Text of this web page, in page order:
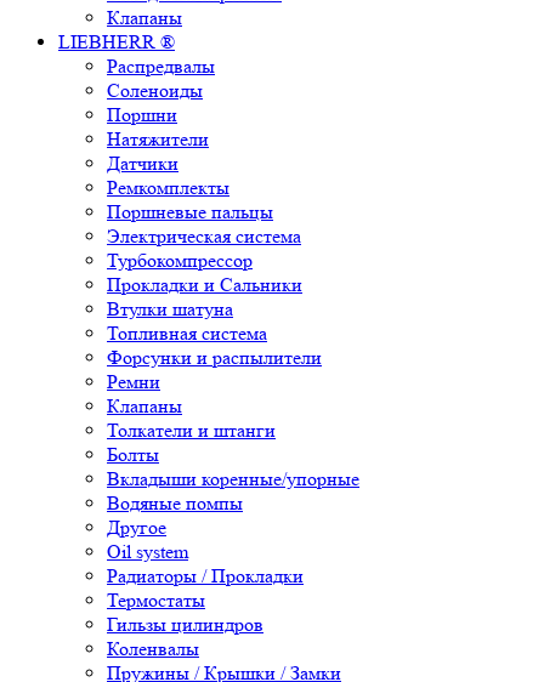
Клапаны
LIEBHERR ®
Распредвалы
Соленоиды
Поршни
Натяжители
Датчики
Ремкомплекты
Поршневые пальцы
Электрическая система
Турбокомпрессор
Прокладки и Сальники
Втулки шатуна
Топливная система
Форсунки и распылители
Ремни
Клапаны
Толкатели и штанги
Болты
Вкладыши коренные/упорные
Водяные помпы
Другое
Oil system
Радиаторы / Прокладки
Термостаты
Гильзы цилиндров
Коленвалы
Пружины / Крышки / Замки